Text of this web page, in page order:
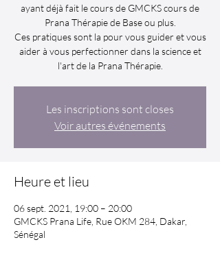
ayant déjà fait le cours de GMCKS cours de
Prana Thérapie de Base ou plus.
Ces pratiques sont la pour vous guider et vous
aider à vous perfectionner dans la science et
l'art de la Prana Thérapie.
Les inscriptions sont closes
Voir autres événements
Heure et lieu
06 sept. 2021, 19:00 – 20:00
GMCKS Prana Life, Rue OKM 284, Dakar,
Sénégal